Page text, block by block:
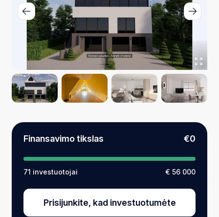
Finansavimo tikslas €0
71 investuotojai € 56 000
Prisijunkite, kad investuotumėte